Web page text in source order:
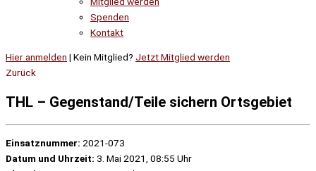
Spenden
Kontakt
Hier anmelden | Kein Mitglied? Jetzt Mitglied werden
Zurück
THL – Gegenstand/Teile sichern Ortsgebiet
Einsatznummer: 2021-073
Datum und Uhrzeit: 3. Mai 2021, 08:55 Uhr